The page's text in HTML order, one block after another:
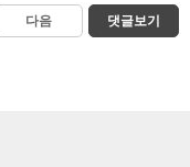
다음 댓글보기